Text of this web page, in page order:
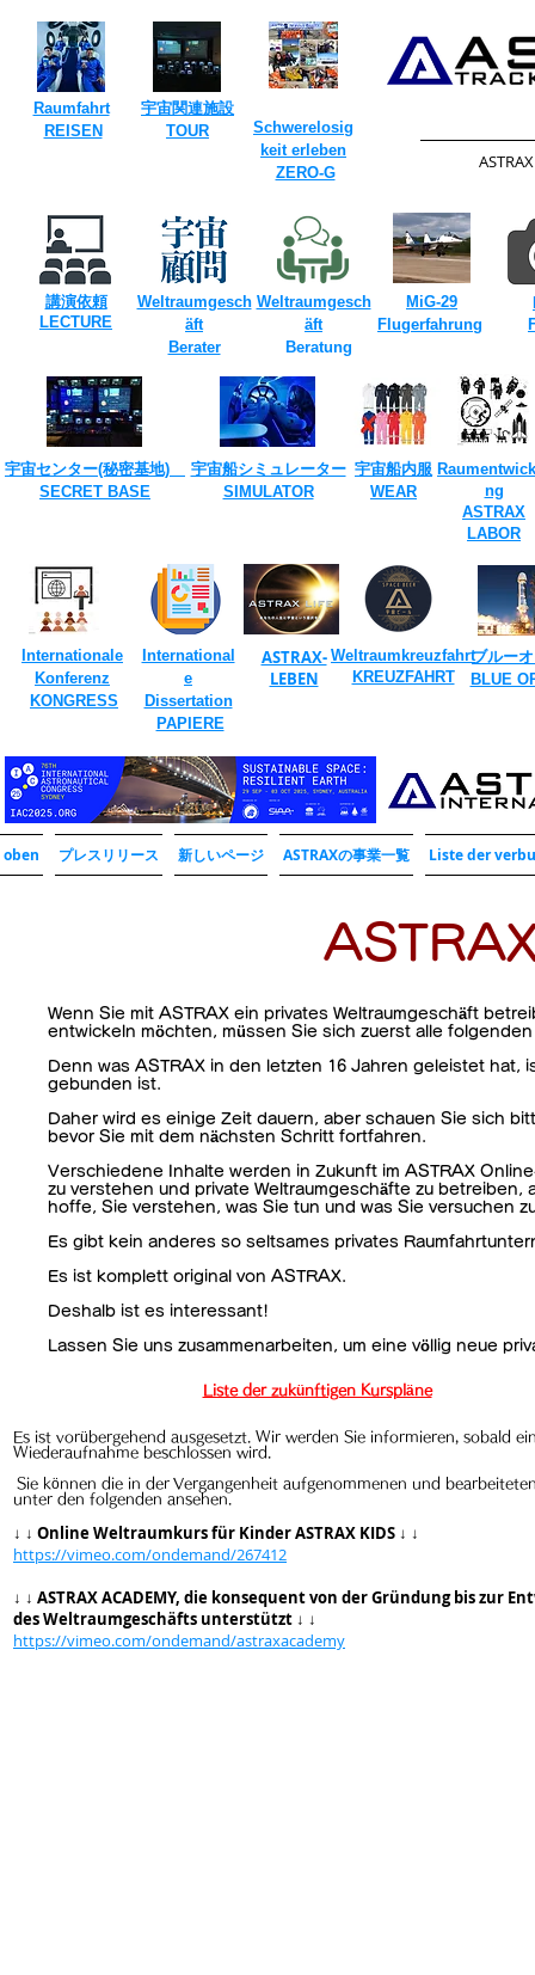
Raumfahrt
REISEN
​宇宙関連施設
TOUR​
Schwerelosig
keit erleben
ZERO-G
講演依頼
​LECTURE
Weltraumgesch
äft
Berater
Weltraumgesch
äft
Beratung
MiG-29
Flugerfahrung
ng
ASTRAX
LABOR
宇宙センター(​秘密基地)
SECRET ​BASE
宇宙船シミュレーター
​SIMULATOR
宇宙船内服
​WEAR
Internationale
Konferenz
KONGRESS
International
e
Dissertation
PAPIERE
Weltraumkreuzfahrt
KREUZFAHRT
ASTRAX-
LEBEN
ブルー
​BLUE
oben プレスリリース 新しいページ ASTRAXの事業一覧 Liste der
Wenn Sie mit ASTRAX ein privates Weltraumgeschäft
entwickeln möchten, müssen Sie sich zuerst alle
Denn was ASTRAX in den letzten 16 Jahren geleistet hat,
gebunden ist.
Daher wird es einige Zeit dauern, aber schauen Sie sich
bevor Sie mit dem nächsten Schritt fortfahren.
Verschiedene Inhalte werden in Zukunft im ASTRAX
zu verstehen und private Weltraumgeschäfte zu
hoffe, Sie verstehen, was Sie tun und was Sie versuchen
Es gibt kein anderes so seltsames privates
Es ist komplett original von ASTRAX.
Deshalb ist es interessant!
Lassen Sie uns zusammenarbeiten, um eine völlig neue
Liste der zukünftigen Kurspläne
Es ist vorübergehend ausgesetzt. Wir werden Sie informieren, sobald
Wiederaufnahme beschlossen wird.
Sie können die in der Vergangenheit aufgenommenen und
unter den folgenden ansehen.
↓ ↓ Online Weltraumkurs für Kinder ASTRAX KIDS ↓ ↓
https://vimeo.com/ondemand/267412
↓ ↓ ASTRAX ACADEMY, die konsequent von der Gründung bis zur
des Weltraumgeschäfts unterstützt ↓ ↓
https://vimeo.com/ondemand/astraxacademy